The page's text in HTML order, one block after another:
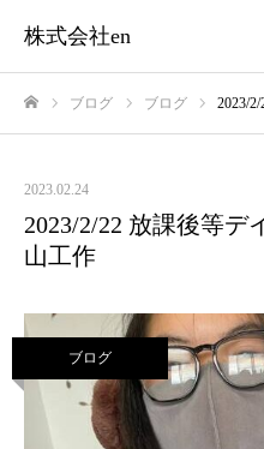
株式会社en
ブログ ブログ 2023/2/
2023.02.24
2023/2/22 放課後等
山工作
ブログ